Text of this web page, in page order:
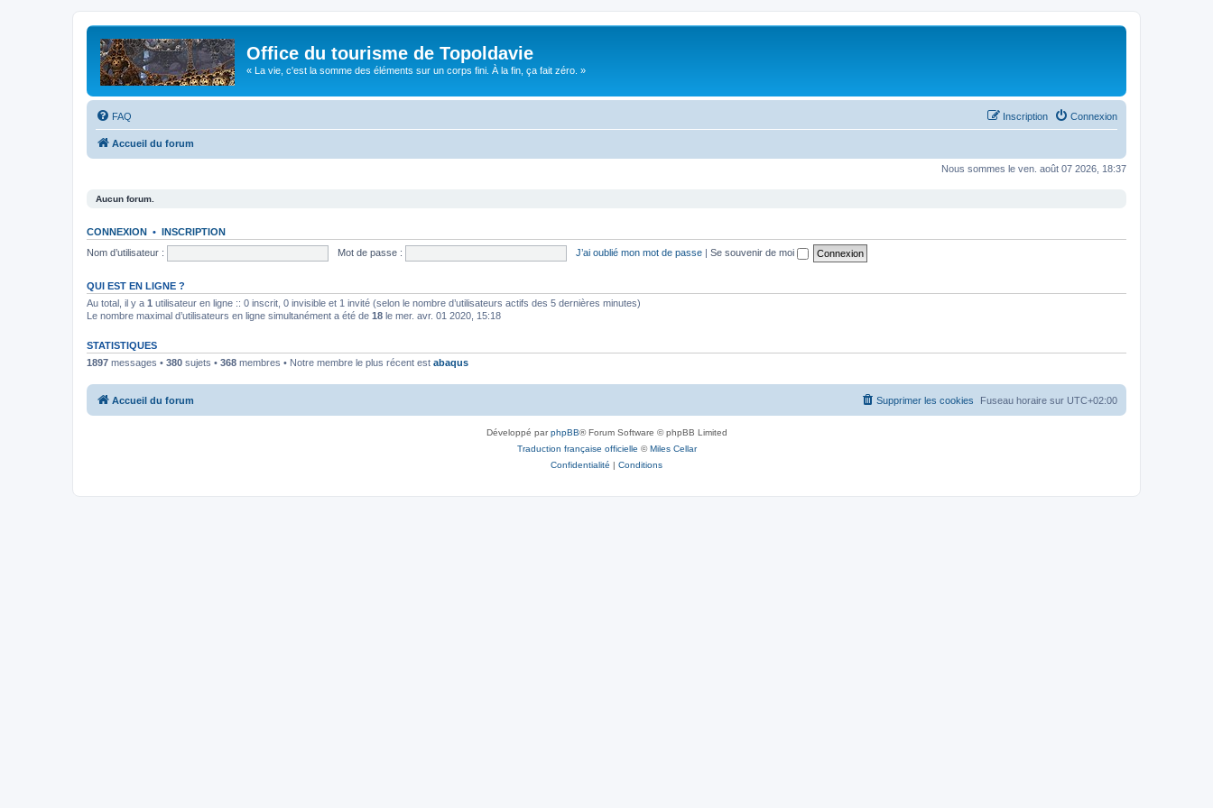
Office du tourisme de Topoldavie
« La vie, c'est la somme des éléments sur un corps fini. À la fin, ça fait zéro. »
FAQ Connexion
Inscription
Accueil du forum
Nous sommes le ven. août 07 2026, 18:37
Aucun forum.
CONNEXION • INSCRIPTION
Nom d’utilisateur :
Mot de passe : J’ai oublié mon mot de passe | Se souvenir de moi
QUI EST EN LIGNE ?
Au total, il y a 1 utilisateur en ligne :: 0 inscrit, 0 invisible et 1 invité (selon le nombre d’utilisateurs actifs des 5 dernières minutes)
Le nombre maximal d’utilisateurs en ligne simultanément a été de 18 le mer. avr. 01 2020, 15:18
STATISTIQUES
1897 messages • 380 sujets • 368 membres • Notre membre le plus récent est abaqus
Accueil du forum Fuseau horaire sur UTC+02:00
Supprimer les cookies
Développé parphpBB® Forum Software © phpBB Limited
Traduction française officielle ©Miles Cellar
Confidentialité | Conditions